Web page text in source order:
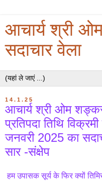
आचार्य श्री
सदाचार वेला
14.1.25
आचार्य श्री ओम
प्रतिपदा तिथि
जनवरी 2025 का
सार -संक्षेप
हम उपासक सूर्य के फिर क्यों